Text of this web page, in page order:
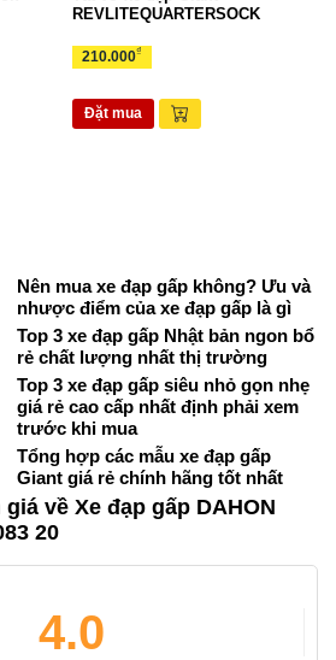
REVLITEQUARTERSOCK
210.000₫
Đặt mua
Nên mua xe đạp gấp không? Ưu và
nhược điểm của xe đạp gấp là gì
Top 3 xe đạp gấp Nhật bản ngon bổ
rẻ chất lượng nhất thị trường
Top 3 xe đạp gấp siêu nhỏ gọn nhẹ
giá rẻ cao cấp nhất định phải xem
trước khi mua
Tổng hợp các mẫu xe đạp gấp
Giant giá rẻ chính hãng tốt nhất
về Xe đạp gấp DAHON
20
4.0